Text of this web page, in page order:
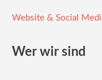
Website & Social
Wer wir sind